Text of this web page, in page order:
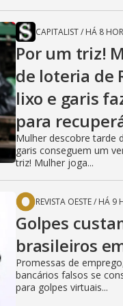
CAPITALIST/ HÁ 8
Por um triz!
de loteria de
lixo e garis
para
Mulher descobre tarde
garis conseguem um
triz! Mulher joga...
REVISTA OESTE/ HÁ 9
Golpes
brasileiros
Promessas de
bancários falsos se
para golpes virtuais...